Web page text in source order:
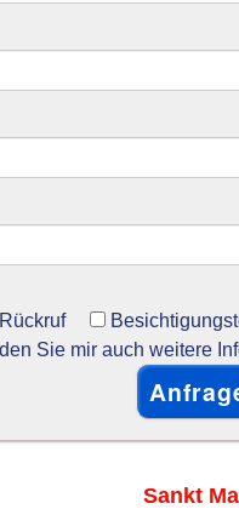
Rückruf
Sie mir auch weitere
Sankt